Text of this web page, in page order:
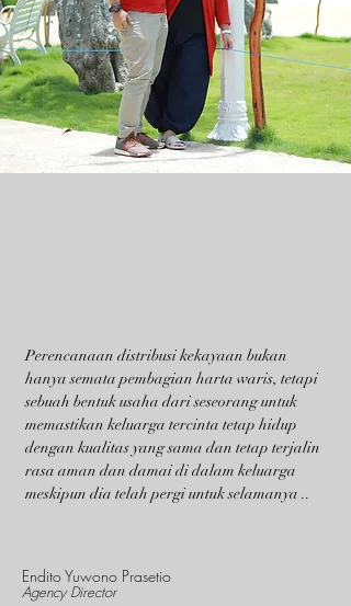
Perencanaan distribusi kekayaan bukan
hanya semata pembagian harta waris, tetapi
sebuah bentuk usaha dari seseorang untuk
memastikan keluarga tercinta tetap hidup
dengan kualitas yang sama dan tetap terjalin
rasa aman dan damai di dalam keluarga
meskipun dia telah pergi untuk selamanya ..
Endito Yuwono Prasetio
Agency Director